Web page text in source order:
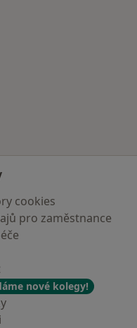
cookies
pro zaměstnance
nové kolegy!